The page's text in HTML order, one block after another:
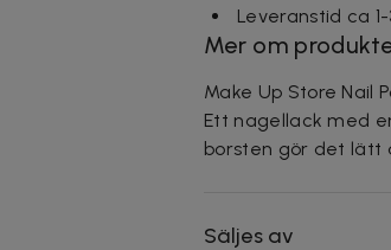
Leveranstid ca
Mer om
Make Up Store Nail
Ett nagellack med
borsten gör det lätt
Säljes av